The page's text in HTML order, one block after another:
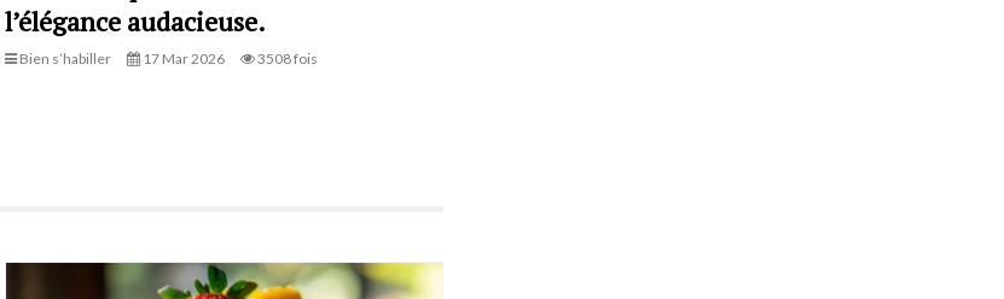
l’élégance audacieuse.
Bien s’habiller 17 Mar 2026 3508 fois